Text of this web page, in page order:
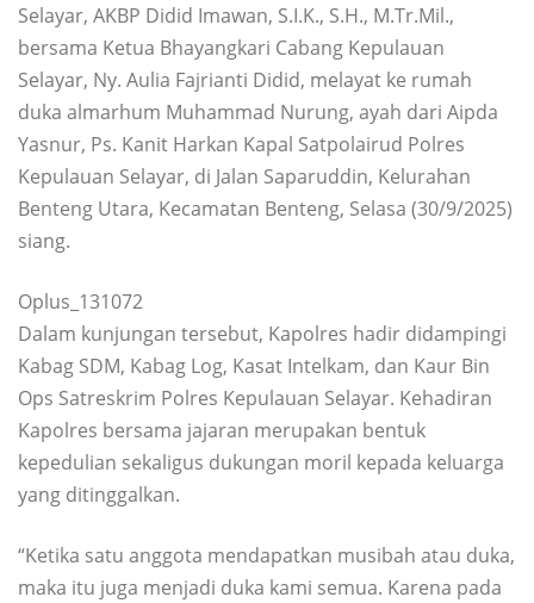
Selayar, AKBP Didid Imawan, S.I.K., S.H., M.Tr.Mil.,
bersama Ketua Bhayangkari Cabang Kepulauan
Selayar, Ny. Aulia Fajrianti Didid, melayat ke rumah
duka almarhum Muhammad Nurung, ayah dari Aipda
Yasnur, Ps. Kanit Harkan Kapal Satpolairud Polres
Kepulauan Selayar, di Jalan Saparuddin, Kelurahan
Benteng Utara, Kecamatan Benteng, Selasa (30/9/2025)
siang.
Oplus_131072
Dalam kunjungan tersebut, Kapolres hadir didampingi
Kabag SDM, Kabag Log, Kasat Intelkam, dan Kaur Bin
Ops Satreskrim Polres Kepulauan Selayar. Kehadiran
Kapolres bersama jajaran merupakan bentuk
kepedulian sekaligus dukungan moril kepada keluarga
yang ditinggalkan.
“Ketika satu anggota mendapatkan musibah atau duka,
maka itu juga menjadi duka kami semua. Karena pada